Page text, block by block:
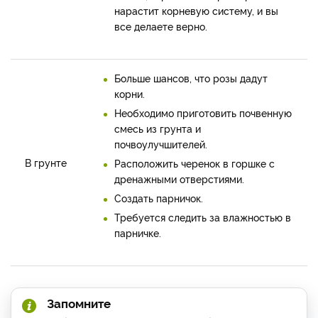
нарастит корневую систему, и вы
все делаете верно.
В грунте
Больше шансов, что розы дадут
корни.
Необходимо приготовить почвенную
смесь из грунта и
почвоулучшителей.
Расположить черенок в горшке с
дренажными отверстиями.
Создать парничок.
Требуется следить за влажностью в
парничке.
Запомните